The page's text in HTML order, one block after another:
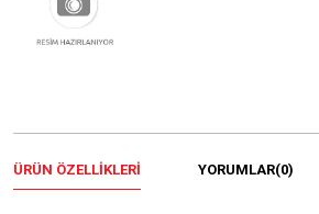
ÜRÜN ÖZELLIKLERI YORUMLAR(0)